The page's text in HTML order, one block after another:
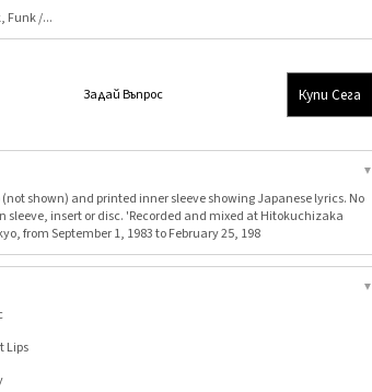
Funk /...
Задай Въпрос Купи Сега
▼
shown) and printed inner sleeve showing Japanese lyrics. No
sleeve, insert or disc. 'Recorded and mixed at Hitokuchizaka
from September 1, 1983 to February 25, 198
▼
Lips